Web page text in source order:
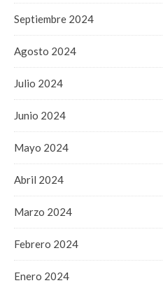
Septiembre 2024
Agosto 2024
Julio 2024
Junio 2024
Mayo 2024
Abril 2024
Marzo 2024
Febrero 2024
Enero 2024